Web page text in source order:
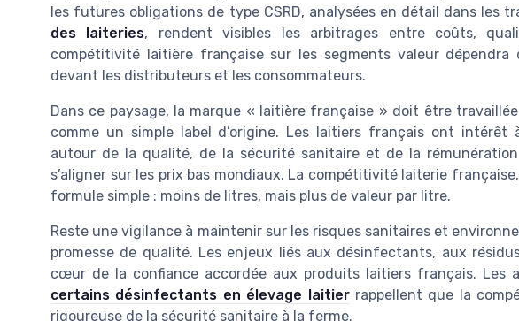
les futures obligations de type CSRD, analysées en détail dans les
des laiteries, rendent visibles les arbitrages entre coûts,
compétitivité laitière française sur les segments valeur
devant les distributeurs et les consommateurs.
Dans ce paysage, la marque « laitière française » doit être
comme un simple label d’origine. Les laitiers français ont intérêt
autour de la qualité, de la sécurité sanitaire et de la
s’aligner sur les prix bas mondiaux. La compétitivité laiterie
formule simple : moins de litres, mais plus de valeur par litre.
Reste une vigilance à maintenir sur les risques sanitaires et
promesse de qualité. Les enjeux liés aux désinfectants, aux
cœur de la confiance accordée aux produits laitiers français. Les
certains désinfectants en élevage laitierrappellent que la
rigoureuse de la sécurité sanitaire à la ferme.